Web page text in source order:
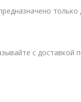
только
с доставкой